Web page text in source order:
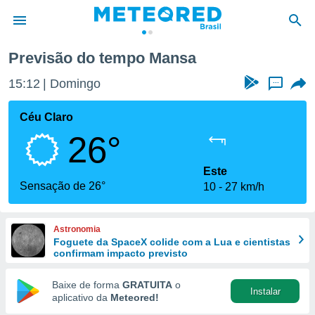
da
fornecidas
a este
das
e
forma
digital
Previsão do tempo Mansa
15:12 Domingo ...
Céu Claro
26°
Sensação de 26°
Este
10
27 km/h
Astronomia
Foguete da SpaceX colide com a Lua e cientistas
confirmam impacto previsto
Baixe de forma GRATUITA o
aplicativo da Meteored!
Instalar